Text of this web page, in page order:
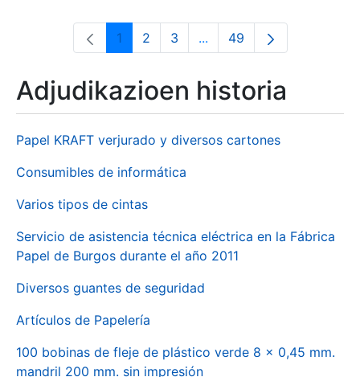
Orrialdea
1 Orrialdea
2 Orrialdea
3 ...Intermediate Pages Use
Orrialdea
49
Adjudikazioen historia
Papel KRAFT verjurado y diversos cartones
Consumibles de informática
Varios tipos de cintas
Servicio de asistencia técnica eléctrica en la Fábrica
Papel de Burgos durante el año 2011
Diversos guantes de seguridad
Artículos de Papelería
100 bobinas de fleje de plástico verde 8 x 0,45 mm.
mandril 200 mm. sin impresión